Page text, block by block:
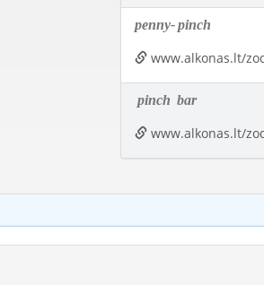
penny-pinch
www.alkonas.lt/
pinch bar
www.alkonas.lt/